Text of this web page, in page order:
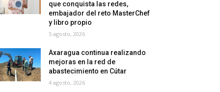
que conquista las redes,
embajador del reto MasterChef
y libro propio
5 agosto, 2026
Axaragua continua realizando
mejoras en la red de
abastecimiento en Cútar
4 agosto, 2026